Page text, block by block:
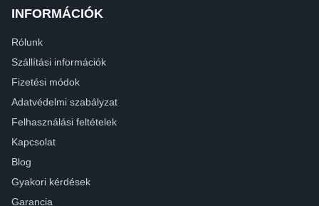
INFORMÁCIÓK
Rólunk
Szállítási információk
Fizetési módok
Adatvédelmi szabályzat
Felhasználási feltételek
Kapcsolat
Blog
Gyakori kérdések
Garancia